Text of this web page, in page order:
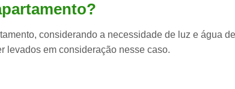
, considerando a necessidade de luz e água
levados em consideração nesse caso.